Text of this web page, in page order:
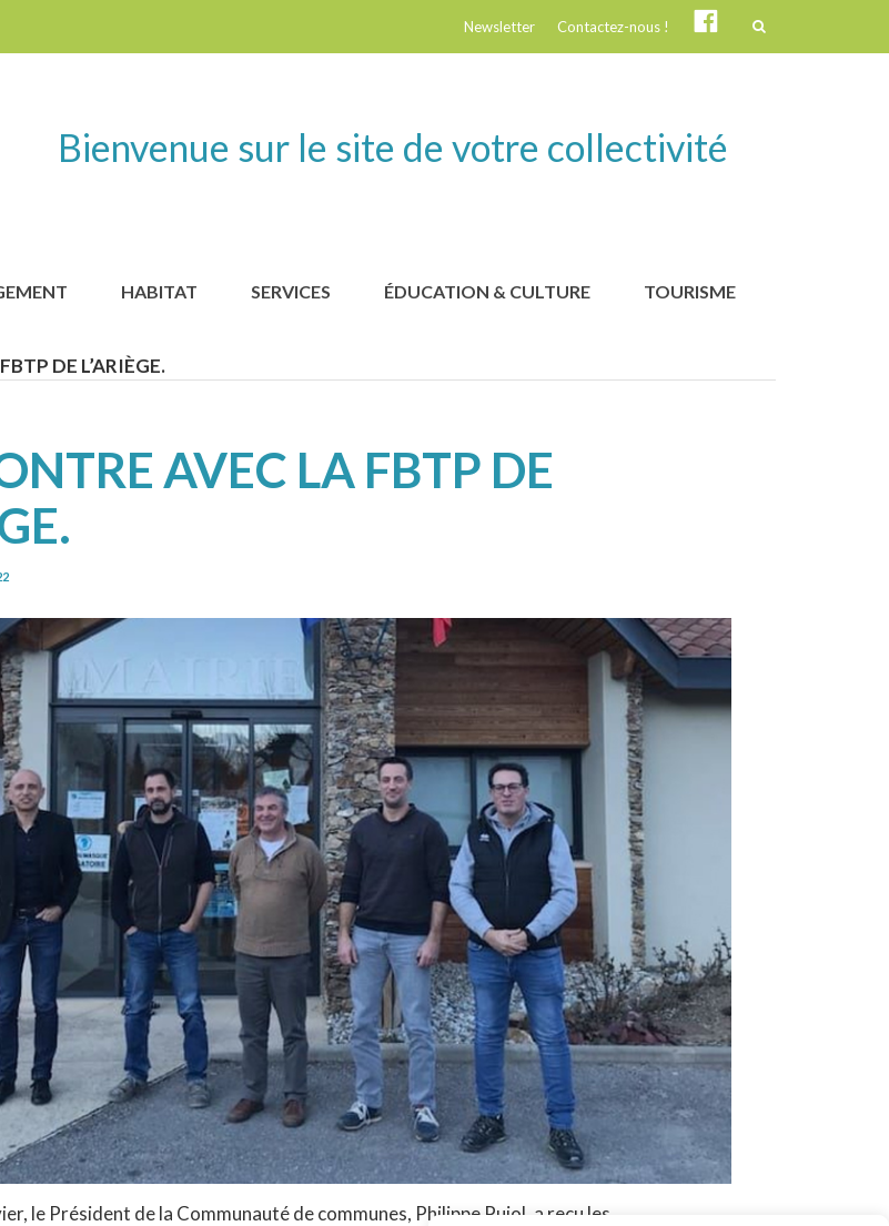
Newsletter Contactez-nous ! Suivez-
Bienvenue sur le site de votre collectivité
HABITAT SERVICES ÉDUCATION & CULTURE TOURISME
DE L’ARIÈGE.
AVEC LA FBTP DE
le Président de la Communauté de communes, Philippe Pujol, a reçu les